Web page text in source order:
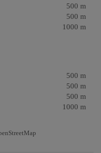
500 m
500 m
1000 m
500 m
500 m
500 m
1000 m